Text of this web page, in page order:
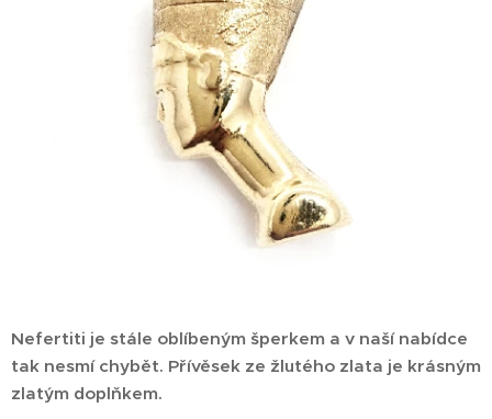
Nefertiti je stále oblíbeným šperkem a v naší nabídce
tak nesmí chybět. Přívěsek ze žlutého zlata je krásným
zlatým doplňkem.